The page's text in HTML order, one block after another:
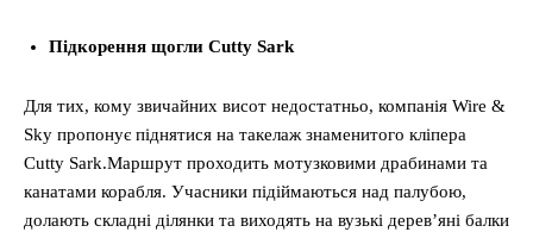
Підкорення щогли Cutty Sark
Для тих, кому звичайних висот недостатньо, компанія Wire &
Sky пропонує піднятися на такелаж знаменитого кліпера
Cutty Sark.Маршрут проходить мотузковими драбинами та
канатами корабля. Учасники підіймаються над палубою,
долають складні ділянки та виходять на вузькі дерев’яні балки